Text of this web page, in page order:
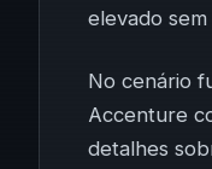
elevado
No cenário
Accenture
detalhes